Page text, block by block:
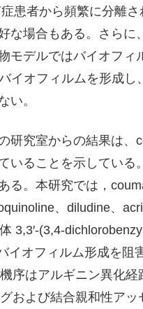
患者から頻繁に分離さ
な場合もある。さらに、
モデルではバイオフィ
イオフィルムを形成
い。
研究室からの結果は、
いることを示してい
る。本研究では，
、diludine、
3,3′-(3,4-
イオフィルム形成を阻
序はアルギニン異化
および結合親和性ア